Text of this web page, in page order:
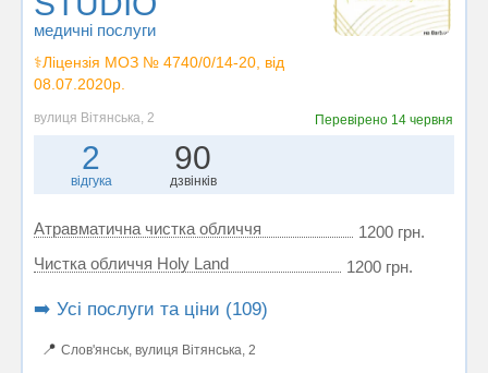
медичні послуги
⚕️Ліцензія МОЗ № 4740/0/14-20, від
08.07.2020р.
вулиця Вітянська, 2 Перевірено 14 червня
2
відгука
90
дзвінків
Атравматична чистка обличчя
1200 грн.
Чистка обличчя Holy Land
1200 грн.
➡️ Усі послуги та ціни (109)
📍 Слов'янськ, вулиця Вітянська, 2